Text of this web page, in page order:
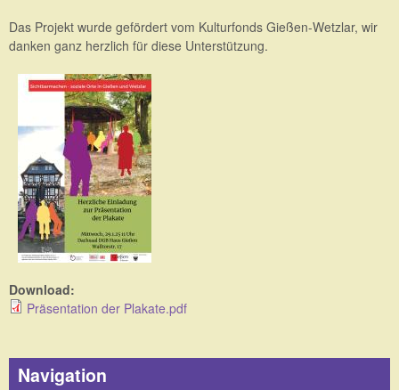
Das Projekt wurde gefördert vom Kulturfonds Gießen-Wetzlar, wir
danken ganz herzlich für diese Unterstützung.
Download:
Präsentation der Plakate.pdf
Navigation